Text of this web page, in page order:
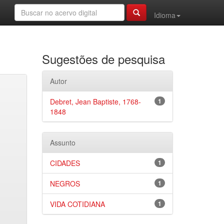
Idioma
Sugestões de pesquisa
Autor
1
Debret, Jean Baptiste, 1768-
1848
Assunto
1
CIDADES
1
NEGROS
1
VIDA COTIDIANA